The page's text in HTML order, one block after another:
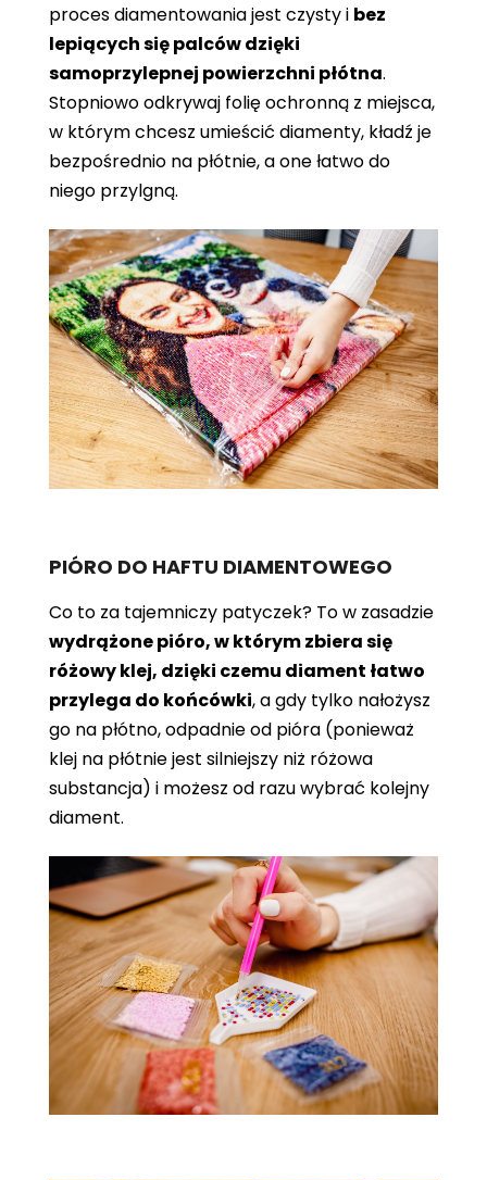
proces diamentowania jest czysty i bez
lepiących się palców dzięki
samoprzylepnej powierzchni płótna.
Stopniowo odkrywaj folię ochronną z miejsca,
w którym chcesz umieścić diamenty, kładź je
bezpośrednio na płótnie, a one łatwo do
niego przylgną.
PIÓRO DO HAFTU DIAMENTOWEGO
Co to za tajemniczy patyczek? To w zasadzie
wydrążone pióro, w którym zbiera się
różowy klej, dzięki czemu diament łatwo
przylega do końcówki, a gdy tylko nałożysz
go na płótno, odpadnie od pióra (ponieważ
klej na płótnie jest silniejszy niż różowa
substancja) i możesz od razu wybrać kolejny
diament.